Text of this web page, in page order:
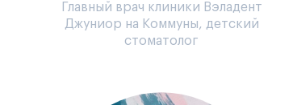
Главный врач клиники Вэладент
Джуниор на Коммуны, детский
стоматолог